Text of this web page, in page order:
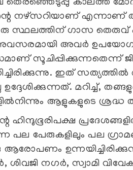
തെരഞ്ഞെടുപ്പു കാലത്ത്
നഴ്‌സറിയാണ് എന്നാണ്
സ്ഥലത്തിന് ഗാസ തെരുവ്
അവര്‍
സൂചിപ്പിക്കുന്നതെന്ന്
ഇത്
മറിച്ച്,
ആളുകളുടെ ശ്രദ്ധ
ഹിന്ദുഭൂരിപക്ഷ
പല പേരുകളിലും പല
നഗര്‍, സ്വാമി